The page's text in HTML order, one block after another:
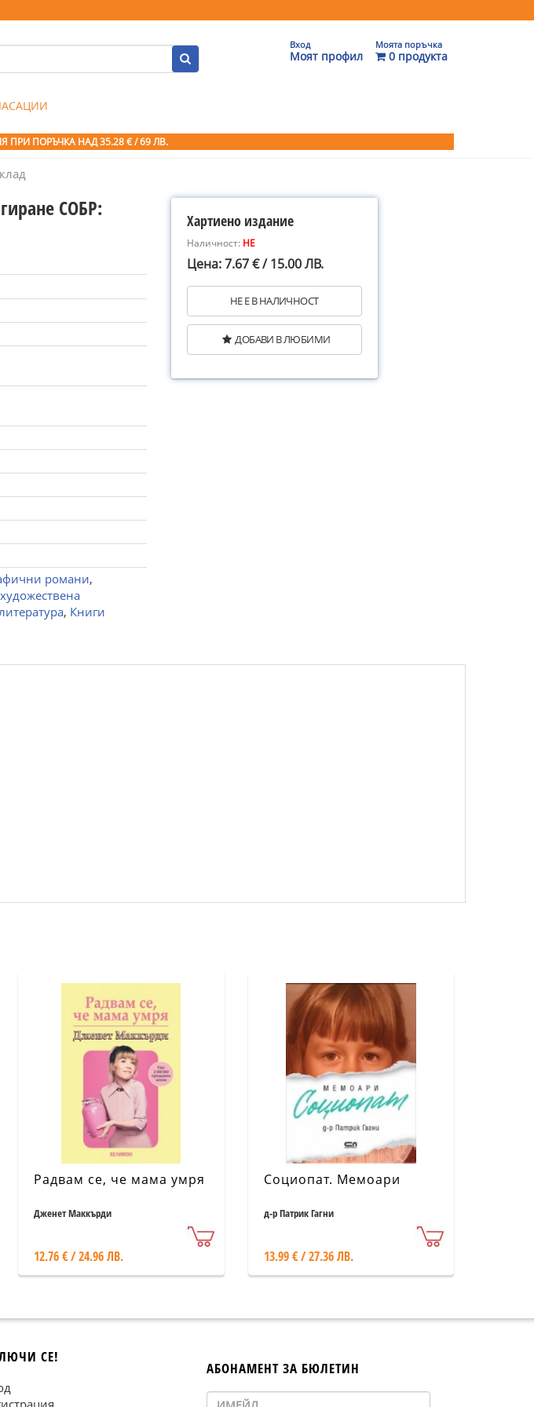
Вход
Моят профил
Моята поръчка
0 продукта
ПРИ ПОРЪЧКА НАД 35.28 € / 69 ЛВ.
СОБР:
романи,
, Книги
Хартиено издание
Наличност: НЕ
Цена: 7.67 € / 15.00 ЛВ.
НЕ Е В НАЛИЧНОСТ
ДОБАВИ В ЛЮБИМИ
Радвам се, че мама умря
Дженет Маккърди
12.76 € / 24.96 ЛВ.
Социопат. Мемоари
д-р Патрик Гагни
13.99 € / 27.36 ЛВ.
СЕ!
АБОНАМЕНТ ЗА БЮЛЕТИН